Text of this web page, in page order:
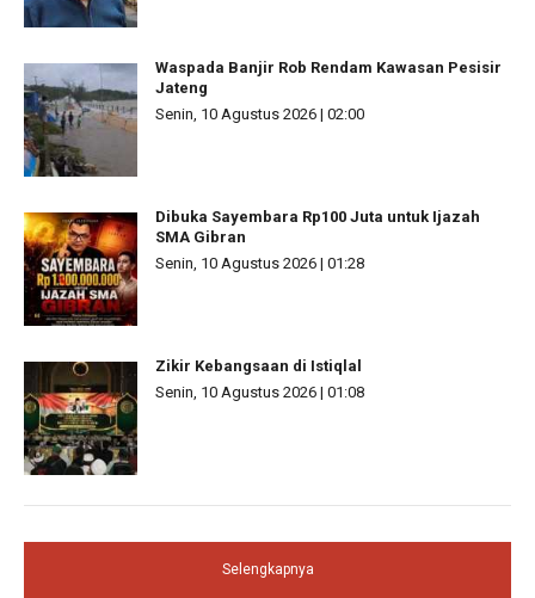
Waspada Banjir Rob Rendam Kawasan Pesisir
Jateng
Senin, 10 Agustus 2026 | 02:00
Dibuka Sayembara Rp100 Juta untuk Ijazah
SMA Gibran
Senin, 10 Agustus 2026 | 01:28
Zikir Kebangsaan di Istiqlal
Senin, 10 Agustus 2026 | 01:08
Selengkapnya